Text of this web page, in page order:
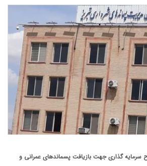
سرمایه گذاری جهت بازیافت پسماندهای عمرانی و